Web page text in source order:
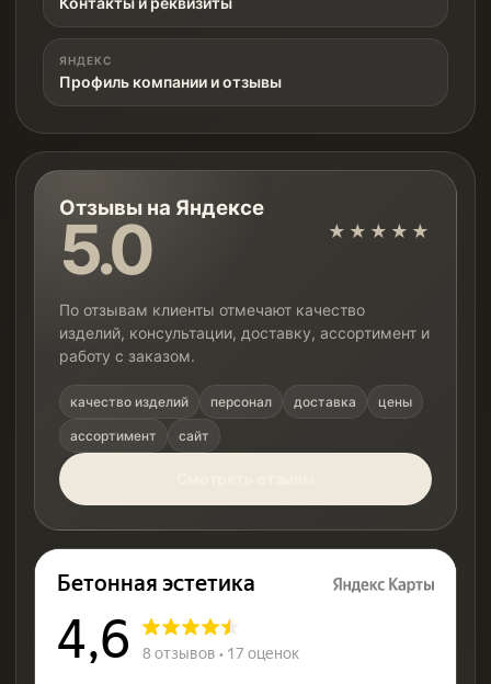
ЯНДЕКС
Профиль компании и отзывы
Отзывы на Яндексе
5.0 ★★★★★
По отзывам клиенты отмечают качество
изделий, консультации, доставку, ассортимент и
работу с заказом.
качество изделий персонал доставка цены
ассортимент сайт